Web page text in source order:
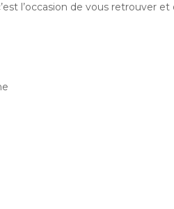
l’occasion de vous retrouver et